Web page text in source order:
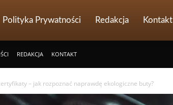
Polityka Prywatności Redakcja Kontakt
REDAKCJA KONTAKT
– jak rozpoznać naprawdę ekologiczne buty?